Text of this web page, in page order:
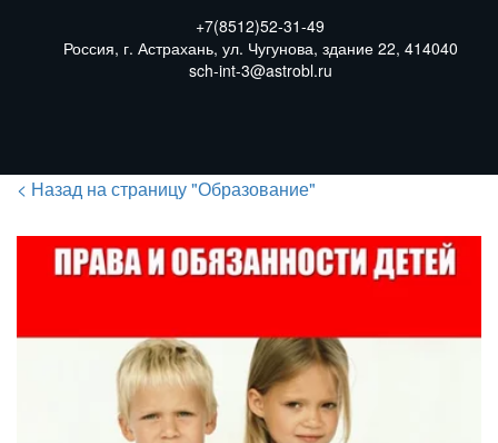
+7(8512)52-31-49
Россия, г. Астрахань, ул. Чугунова, здание 22, 414040
sch-int-3@astrobl.ru
< Назад на страницу "Образование"